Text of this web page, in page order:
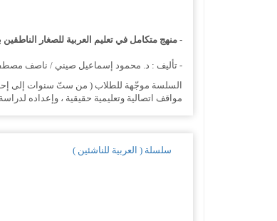
- منهج متكامل في تعليم العربية للصغار الناطقين
- تأليف : د. محمود إسماعيل صيني / ناصف مصطفى
السلسة موجّهة للطلاب ( من ستّ سنوات إلى إحدى
مواقف اتصالية وتعليمية حقيقية ، وإعداده
سلسلة ( العربية للناشئين )